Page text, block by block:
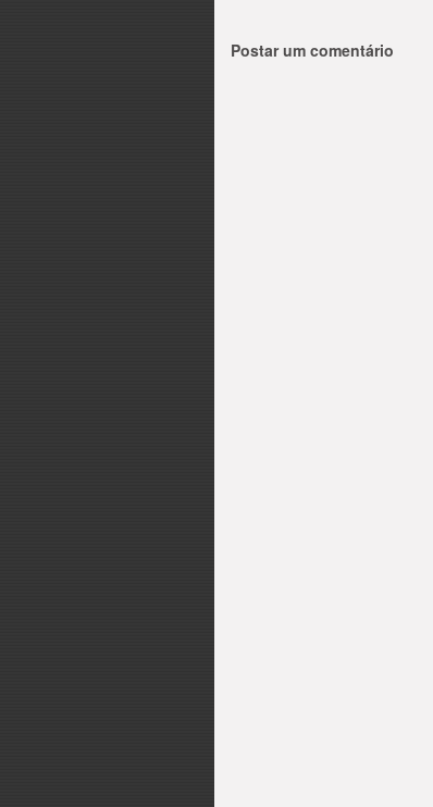
Postar um comentário